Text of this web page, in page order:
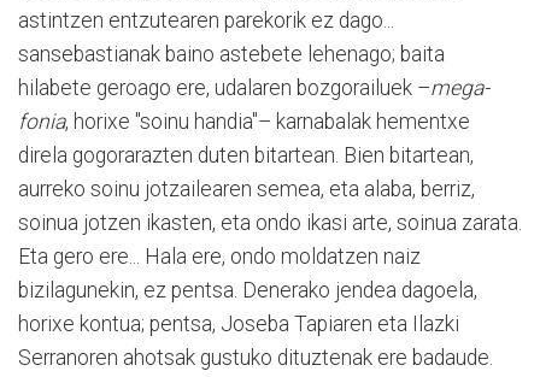
astintzen entzutearen parekorik ez dago...
sansebastianak baino astebete lehenago; baita
hilabete geroago ere, udalaren bozgorailuek –mega-
fonia, horixe "soinu handia"– karnabalak hementxe
direla gogorarazten duten bitartean. Bien bitartean,
aurreko soinu jotzailearen semea, eta alaba, berriz,
soinua jotzen ikasten, eta ondo ikasi arte, soinua zarata.
Eta gero ere... Hala ere, ondo moldatzen naiz
bizilagunekin, ez pentsa. Denerako jendea dagoela,
horixe kontua; pentsa, Joseba Tapiaren eta Ilazki
Serranoren ahotsak gustuko dituztenak ere badaude.